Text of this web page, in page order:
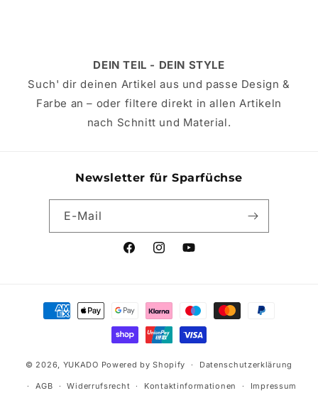
DEIN TEIL - DEIN STYLE
Such' dir deinen Artikel aus und passe Design &
Farbe an – oder filtere direkt in allen Artikeln
nach Schnitt und Material.
Newsletter für Sparfüchse
E-Mail
FacebookInstagramYouTube
Zahlungsmethoden
© 2026, YUKADO Powered by Shopify Datenschutzerklärung
AGB Widerrufsrecht Kontaktinformationen Impressum